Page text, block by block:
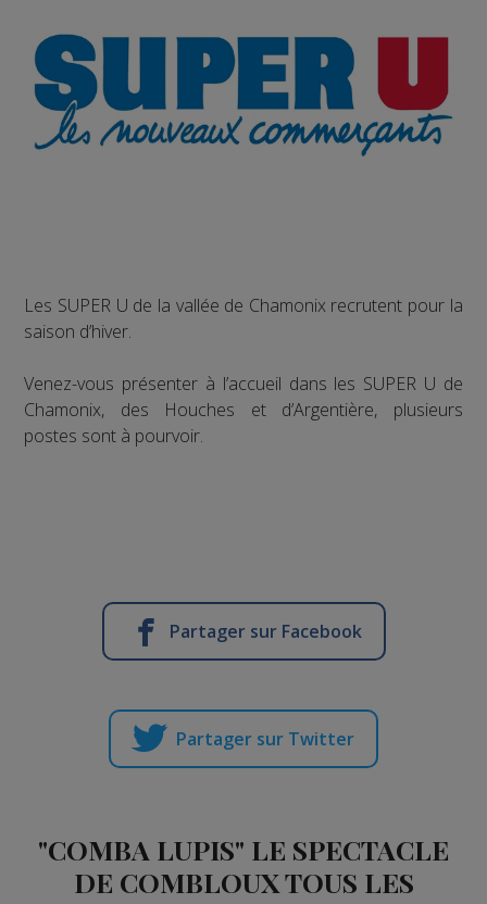
Les SUPER U de la vallée de Chamonix recrutent pour la
saison d’hiver.
Venez-vous présenter à l’accueil dans les SUPER U de
Chamonix, des Houches et d’Argentière, plusieurs
postes sont à pourvoir.
Partager sur Facebook
Partager sur Twitter
"COMBA LUPIS" LE SPECTACLE
DE COMBLOUX TOUS LES